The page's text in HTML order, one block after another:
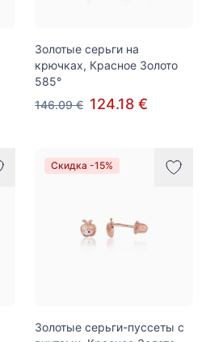
Золотые серьги на
крючках, Красное Золото
585°
146.09 € 124.18 €
Скидка -15%
Золотые серьги-пуссеты с